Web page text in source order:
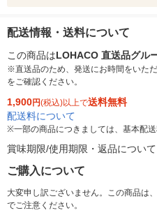
配送情報・送料について
この商品はLOHACO 直送品グル
※直送品のため、発送にお時間をいた
をご確認ください。
1,900円(税込)以上で送料無料
配送料について
※一部の商品につきましては、基本配
賞味期限/使用期限・返品について
ご購入について
大変申し訳ございません。この商品は
でご注意ください。